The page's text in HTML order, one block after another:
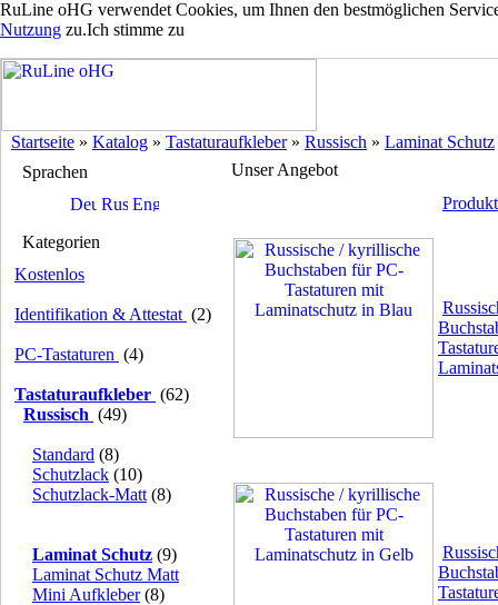
RuLine oHG verwendet Cookies, um Ihnen den bestmöglichen
Nutzung zu.Ich stimme zu
Startseite » Katalog » Tastaturaufkleber» Russisch » Laminat Schutz
Sprachen
Kategorien
Kostenlos
Identifikation & Attestat (2)
PC-Tastaturen (4)
Tastaturaufkleber (62)
Russisch (49)
Standard (8)
Schutzlack (10)
Schutzlack-Matt (8)
Laminat Schutz (9)
Laminat Schutz Matt
Mini Aufkleber(8)
Unser Angebot